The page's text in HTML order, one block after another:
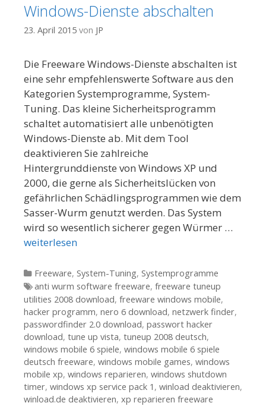
Windows-Dienste abschalten
23. April 2015 von JP
Die Freeware Windows-Dienste abschalten ist
eine sehr empfehlenswerte Software aus den
Kategorien Systemprogramme, System-
Tuning. Das kleine Sicherheitsprogramm
schaltet automatisiert alle unbenötigten
Windows-Dienste ab. Mit dem Tool
deaktivieren Sie zahlreiche
Hintergrunddienste von Windows XP und
2000, die gerne als Sicherheitslücken von
gefährlichen Schädlingsprogrammen wie dem
Sasser-Wurm genutzt werden. Das System
wird so wesentlich sicherer gegen Würmer …
weiterlesen
Kategorien
Freeware, System-Tuning, Systemprogramme
Tags
anti wurm software freeware, freeware tuneup
utilities 2008 download, freeware windows mobile,
hacker programm, nero 6 download, netzwerk finder,
passwordfinder 2.0 download, passwort hacker
download, tune up vista, tuneup 2008 deutsch,
windows mobile 6 spiele, windows mobile 6 spiele
deutsch freeware, windows mobile games, windows
mobile xp, windows reparieren, windows shutdown
timer, windows xp service pack 1 , winload deaktivieren,
winload.de deaktivieren, xp reparieren freeware